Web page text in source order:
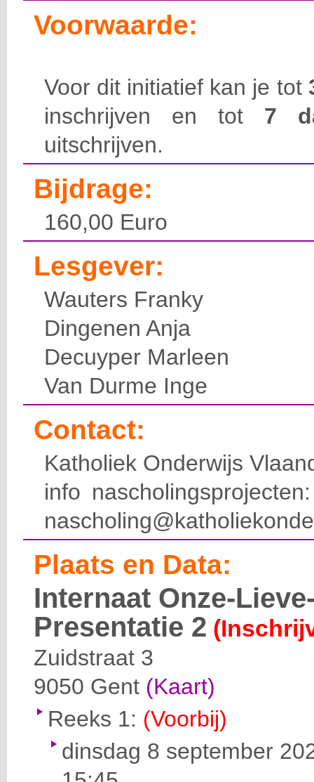
Voorwaarde:
Voor dit initiatief kan je tot
inschrijven en tot 7
uitschrijven.
Bijdrage:
160,00 Euro
Lesgever:
Wauters Franky
Dingenen Anja
Decuyper Marleen
Van Durme Inge
Contact:
Katholiek Onderwijs
info
Plaats en Data:
Internaat Onze-
Presentatie 2
Zuidstraat 3
9050 Gent (Kaart)
Reeks 1: (Voorbij)
dinsdag 8 september